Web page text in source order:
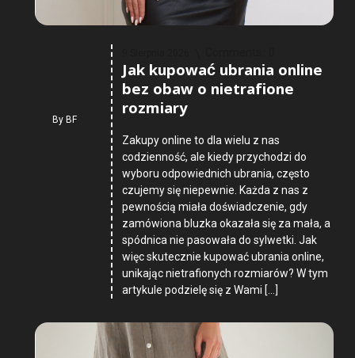
ByBF
Jak kupować ubrania online
bez obaw o nietrafione
rozmiary
Zakupy online to dla wielu z nas
codzienność, ale kiedy przychodzi do
wyboru odpowiednich ubrania, często
czujemy się niepewnie. Każda z nas z
pewnością miała doświadczenie, gdy
zamówiona bluzka okazała się za mała, a
spódnica nie pasowała do sylwetki. Jak
więc skutecznie kupować ubrania online,
unikając nietrafionych rozmiarów? W tym
artykule podzielę się z Wami […]